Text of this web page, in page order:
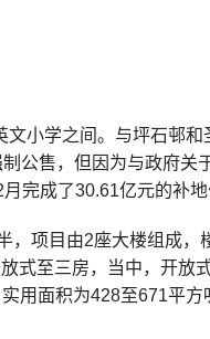
小学之间。与坪石邨
公售，但因为与政府关
完成了30.61亿元的补地
， 项目由2座大楼组成，
式至三房，当中，开放
用面积为428至671平